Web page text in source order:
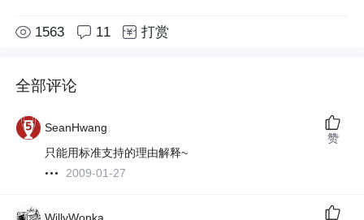
1563 11 打赏
全部评论
SeanHwang
只能用标准支持的理由解释~
2009-01-27
赞